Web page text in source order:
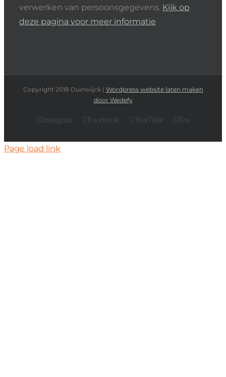
verwerken van persoonsgegevens. Kijk op
deze pagina voor meer informatie
Copyright 2018 Duinwijck | Wordpress website laten maken
door Wedefy
Instagram Facebook YouTube Rss
Page load link